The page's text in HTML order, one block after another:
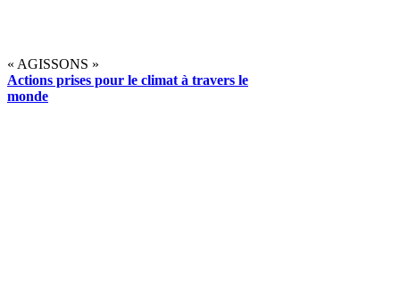
« AGISSONS »
Actions prises pour le climat à travers le
monde